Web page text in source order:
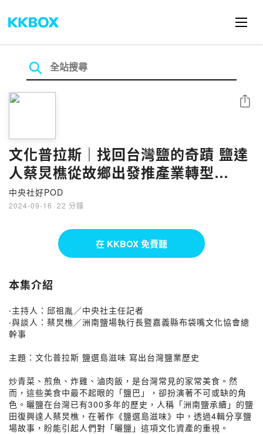
文化普拉斯｜找回台灣鹽的奇蹟 鹽達
人蔡炅樵從故鄉出發推產業轉型
Feat.蔡炅樵
中央社好POD
2024-09-16 · 22 分鐘
分享
在 KKBOX 免費聽
本集介紹
‧主持人：邱祖胤／中央社主任記者
‧與談人：蔡炅樵／洲南鹽場執行長暨嘉義縣布袋嘴文化協會總
幹事
主題：文化普拉斯 鹽選島滋味 寫出台灣鹽業歷史
炒青菜、煎魚、炸雞、滷肉飯，是台灣常見的家常美食。然
而，這些美食中最不起眼的「鹽巴」，卻扮演著不可或缺的角
色。曬鹽在台灣已有300多年的歷史，人稱「洲南鹽承續」的鹽
田復興達人蔡炅樵，在著作《鹽選島滋味》中，透過4輯分享鹽
場故事，盼能引起人們對「曬鹽」這項文化資產的重視。